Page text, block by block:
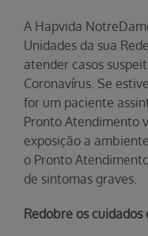
A Hapvida
Unidades da sua
atender casos
Coronavírus. Se
for um paciente
Pronto Atendimento
exposição a
o Pronto
de sintomas graves.
Redobre os